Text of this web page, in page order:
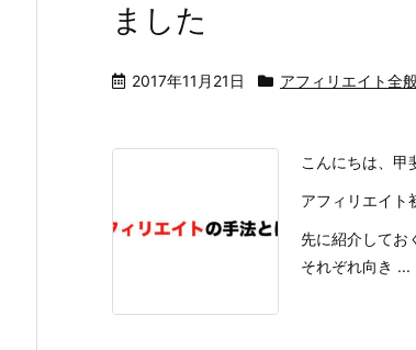
ました
2017年11月21日 アフィリエイト全
こんにちは、甲
アフィリエイト
先に紹介してお
それぞれ向き ...